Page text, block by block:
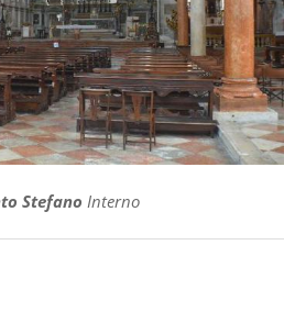
Stefano Interno